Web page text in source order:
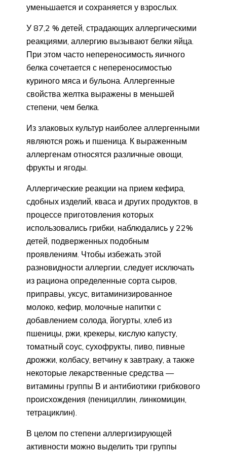
уменьшается и сохраняется у взрослых.
У 87,2 % детей, страдающих аллергическими
реакциями, аллергию вызывают белки яйца.
При этом часто непереносимость яичного
белка сочетается с непереносимостью
куриного мяса и бульона. Аллергенные
свойства желтка выражены в меньшей
степени, чем белка.
Из злаковых культур наиболее аллергенными
являются рожь и пшеница. К выраженным
аллергенам относятся различные овощи,
фрукты и ягоды.
Аллергические реакции на прием кефира,
сдобных изделий, кваса и других продуктов, в
процессе приготовления которых
использовались грибки, наблюдались у 22%
детей, подверженных подобным
проявлениям. Чтобы избежать этой
разновидности аллергии, следует исключать
из рациона определенные сорта сыров,
приправы, уксус, витаминизированное
молоко, кефир, молочные напитки с
добавлением солода, йогурты, хлеб из
пшеницы, ржи, крекеры, кислую капусту,
томатный соус, сухофрукты, пиво, пивные
дрожжи, колбасу, ветчину к завтраку, а также
некоторые лекарственные средства —
витамины группы В и антибиотики грибкового
происхождения (пенициллин, линкомицин,
тетрациклин).
В целом по степени аллергизирующей
активности можно выделить три группы